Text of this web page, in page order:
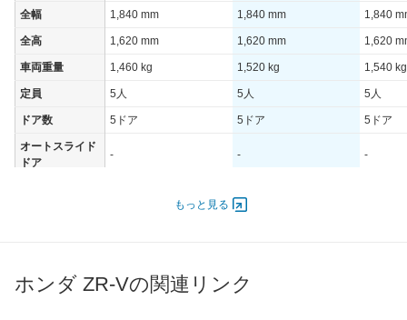
全幅 1,840 mm 1,840 mm 1,840
全高 1,620 mm 1,620 mm 1,620
車両重量 1,460 kg 1,520 kg 1,540 kg
定員 5人 5人 5人
ドア数 5ドア 5ドア 5ドア
オートスライド
ドア
- - -
131.00 [178]/ 6,000 131.00 [178]/ 6,000
タイヤ
もっと見る
ホンダ ZR-Vの関連リンク